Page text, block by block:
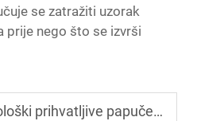
se zatražiti uzorak
prije nego što se izvrši
papuče poboljšavaju zadovoljstvo gostiju?